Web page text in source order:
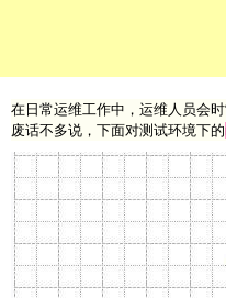
在日常运维工作中，运维人员会
废话不多说，下面对测试环境下的